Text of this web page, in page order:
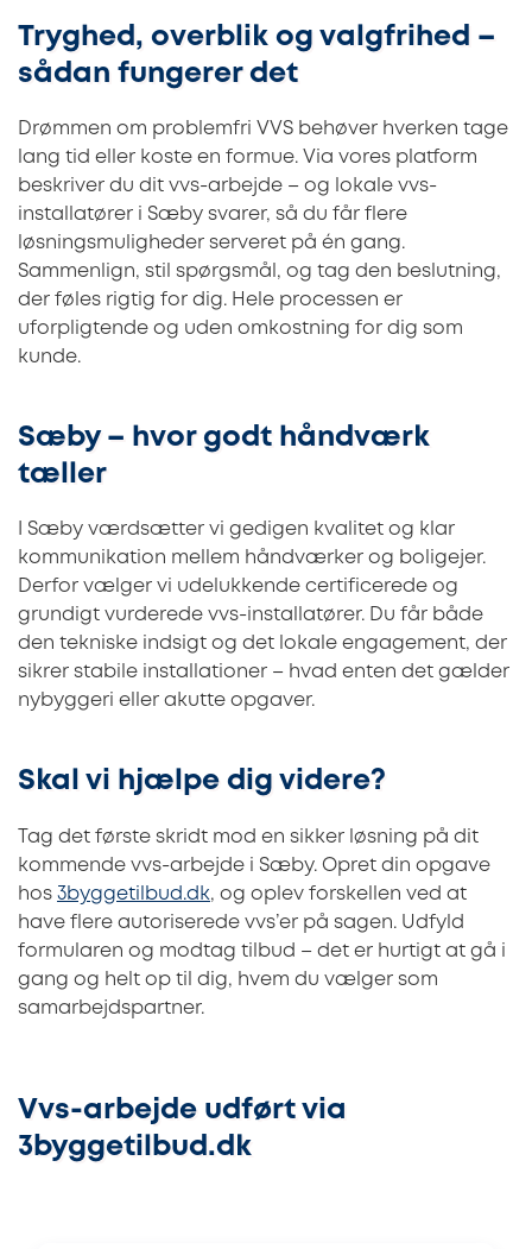
Tryghed, overblik og valgfrihed –
sådan fungerer det
Drømmen om problemfri VVS behøver hverken tage
lang tid eller koste en formue. Via vores platform
beskriver du dit vvs-arbejde – og lokale vvs-
installatører i Sæby svarer, så du får flere
løsningsmuligheder serveret på én gang.
Sammenlign, stil spørgsmål, og tag den beslutning,
der føles rigtig for dig. Hele processen er
uforpligtende og uden omkostning for dig som
kunde.
Sæby – hvor godt håndværk
tæller
I Sæby værdsætter vi gedigen kvalitet og klar
kommunikation mellem håndværker og boligejer.
Derfor vælger vi udelukkende certificerede og
grundigt vurderede vvs-installatører. Du får både
den tekniske indsigt og det lokale engagement, der
sikrer stabile installationer – hvad enten det gælder
nybyggeri eller akutte opgaver.
Skal vi hjælpe dig videre?
Tag det første skridt mod en sikker løsning på dit
kommende vvs-arbejde i Sæby. Opret din opgave
hos 3byggetilbud.dk, og oplev forskellen ved at
have flere autoriserede vvs’er på sagen. Udfyld
formularen og modtag tilbud – det er hurtigt at gå i
gang og helt op til dig, hvem du vælger som
samarbejdspartner.
Vvs-arbejde udført via
3byggetilbud.dk